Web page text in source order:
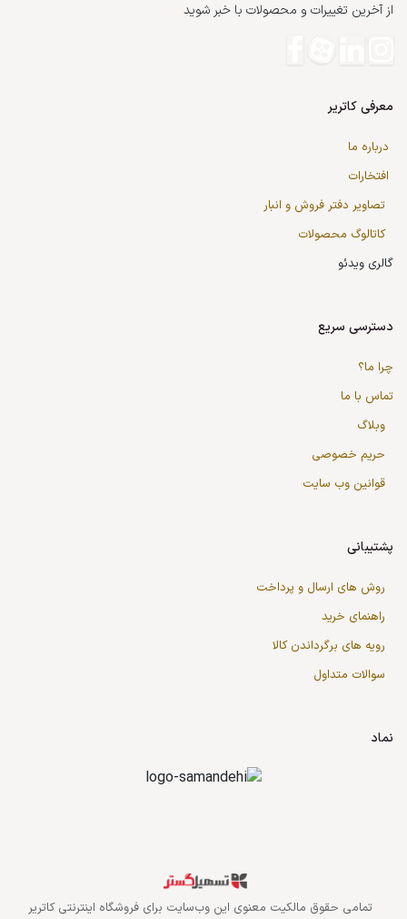
از آخرین تغییرات و محصولات با خبر شوید
معرفی کاتریر
درباره ما
افتخارات
تصاویر دفتر فروش و انبار
کاتالوگ محصولات
گالری ویدئو
دسترسی سریع
چرا ما؟
تماس با ما
وبلاگ
حریم خصوصی
قوانین وب سایت
پشتیبانی
روش های ارسال و پرداخت
راهنمای خرید
رویه های برگرداندن کالا
سوالات متداول
نماد
تمامی حقوق مالکیت معنوی این وب‌سایت برایفروشگاه اینترنتی کاتریر